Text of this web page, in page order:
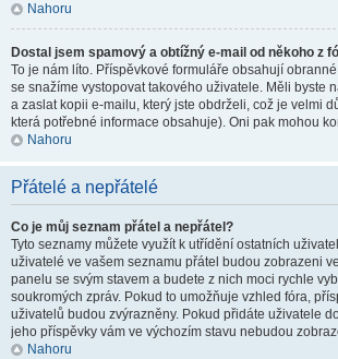
Nahoru
Dostal jsem spamový a obtížný e-mail od někoho z
To je nám líto. Příspěvkové formuláře obsahují
se snažíme vystopovat takového uživatele. Měli byste
a zaslat kopii e-mailu, který jste obdrželi, což je velmi
která potřebné informace obsahuje). Oni pak mohou
Nahoru
Přátelé a nepřátelé
Co je můj seznam přátel a nepřátel?
Tyto seznamy můžete využít k utřídění ostatních
uživatelé ve vašem seznamu přátel budou zobrazeni
panelu se svým stavem a budete z nich moci rychle
soukromých zpráv. Pokud to umožňuje vzhled fóra,
uživatelů budou zvýrazněny. Pokud přidáte uživatele
jeho příspěvky vám ve výchozím stavu nebudou
Nahoru